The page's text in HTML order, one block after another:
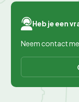
Heb je een
Neem contact